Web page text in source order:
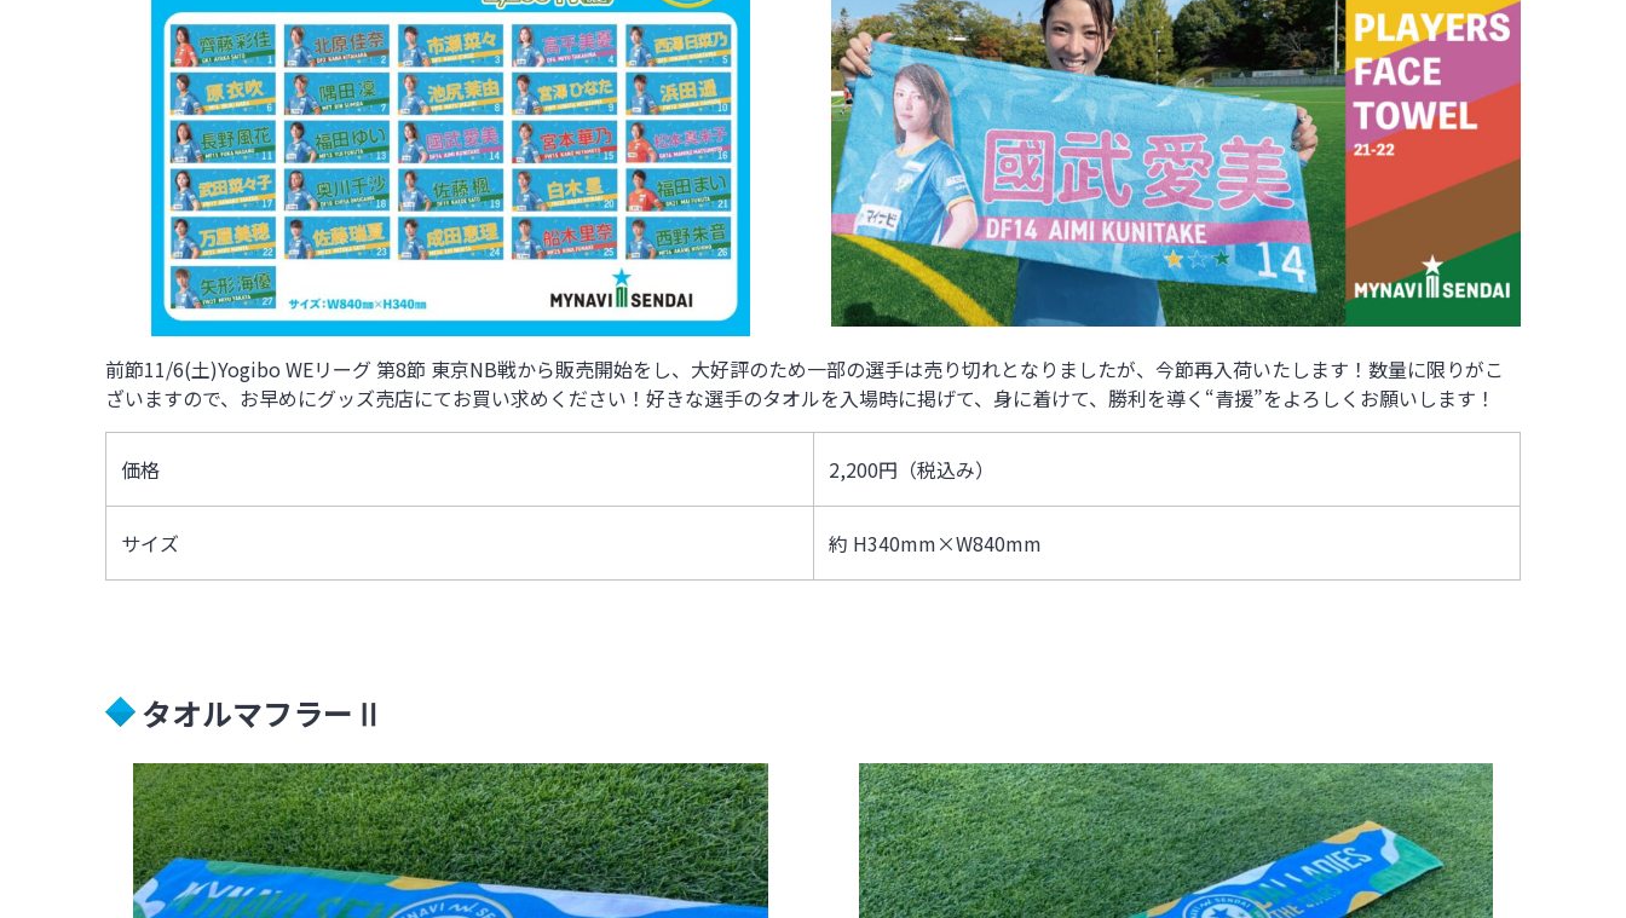
前節11/6(土)Yogibo WEリーグ 第8節 東京NB戦から販売開始をし、 大好評のため一部の選手は売り切れとなりましたが、今節再入荷いたします！ 数量に限りがこ
ざいますので、お早めにグッズ売店にてお買い求めください！ 好きな選手のタオルを入場時に掲げて、身に着けて、勝利を導く“青援”をよろしくお願いします！
価格 2,200円（税込み）
サイズ 約 H340mm×W840mm
タオルマフラーⅡ